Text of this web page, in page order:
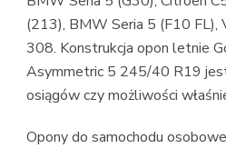
(213), BMW Seria 5 (F10
308. Konstrukcja opon letnie
Asymmetric 5 245/40 R19
osiągów czy możliwości
Opony do samochodu